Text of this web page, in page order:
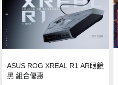
ASUS ROG XREAL R1 AR眼鏡
黑 組合優惠